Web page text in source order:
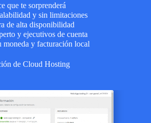
que te sorprenderá
y sin limitaciones
de alta disponibilidad
y ejecutivos de cuenta
moneda y facturación local
de Cloud Hosting